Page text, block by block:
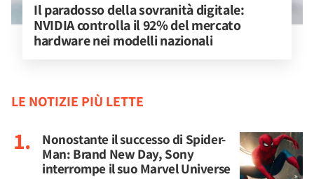
Il paradosso della sovranità digitale:
NVIDIA controlla il 92% del mercato
hardware nei modelli nazionali
LE NOTIZIE PIÙ LETTE
Nonostante il successo di Spider-
Man: Brand New Day, Sony
interrompe il suo Marvel Universe